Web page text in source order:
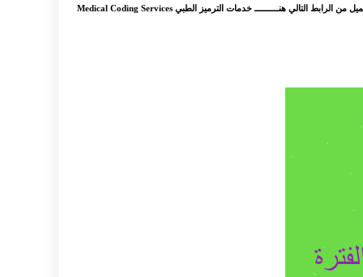
: ملخص واختصارات الوحدة الثانية و الثالثة منهاج البكالوريا مادة اللغة العربية الثالث الثانوي شهادة التعليم الثانوي اختصارات الوحدة الثانية والثالثة للغة العربية علوم للجـميع التحميل من الرابط التالي هنــــــــــ خدمات الترميز الطبي Medical Coding Services